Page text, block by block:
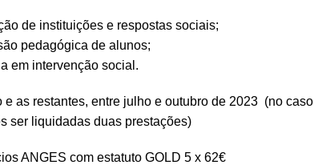
de instituições e respostas sociais;
pedagógica de alunos;
em intervenção social.
as restantes, entre julho e outubro de 2023 (no caso
ser liquidadas duas prestações)
ANGES com estatuto GOLD 5 x 62€